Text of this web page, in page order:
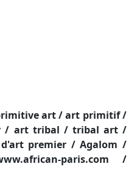
art / art primitif /
/ art tribal / tribal art /
premier / Agalom /
paris.com /